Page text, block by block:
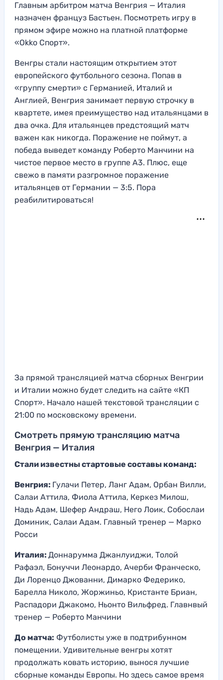
Главным арбитром матча Венгрия — Италия
назначен француз Бастьен. Посмотреть игру в
прямом эфире можно на платной платформе
«Okko Спорт».
Венгры стали настоящим открытием этот
европейского футбольного сезона. Попав в
«группу смерти» с Германией, Италий и
Англией, Венгрия занимает первую строчку в
квартете, имея преимущество над итальянцами в
два очка. Для итальянцев предстоящий матч
важен как никогда. Поражение не поймут, а
победа выведет команду Роберто Манчини на
чистое первое место в группе А3. Плюс, еще
свежо в памяти разгромное поражение
итальянцев от Германии — 3:5. Пора
реабилитироваться!
За прямой трансляцией матча сборных Венгрии
и Италии можно будет следить на сайте «КП
Спорт». Начало нашей текстовой трансляции с
21:00 по московскому времени.
Смотреть прямую трансляцию матча
Венгрия — Италия
Стали известны стартовые составы команд:
Венгрия: Гулачи Петер, Ланг Адам, Орбан Вилли,
Салаи Аттила, Фиола Аттила, Керкез Милош,
Надь Адам, Шефер Андраш, Него Лоик, Собослаи
Доминик, Салаи Адам. Главный тренер — Марко
Росси
Италия: Доннарумма Джанлуиджи, Толой
Рафаэл, Бонуччи Леонардо, Ачерби Франческо,
Ди Лоренцо Джованни, Димарко Федерико,
Барелла Николо, Жоржиньо, Кристанте Бриан,
Распадори Джакомо, Ньонто Вильфред. Главнвый
тренер — Роберто Манчини
До матча: Футболисты уже в подтрибунном
помещении. Удивительные венгры хотят
продолжать ковать историю, вынося лучшие
сборные команды Европы. Но здесь самое время